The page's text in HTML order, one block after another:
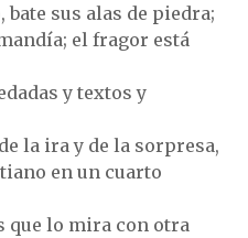
sus alas de piedra;
el fragor está
y textos y
la ira y de la sorpresa,
en un cuarto
que lo mira con otra